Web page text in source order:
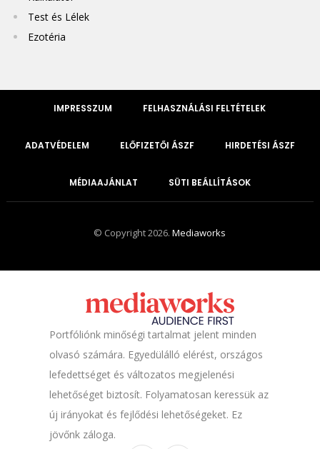
Test és Lélek
Ezotéria
IMPRESSZUM FELHASZNÁLÁSI FELTÉTELEK
ADATVÉDELEM ELŐFIZETŐI ÁSZF HIRDETÉSI ÁSZF
MÉDIAAJÁNLAT SÜTI BEÁLLÍTÁSOK
© Copyright 2026.Mediaworks
Portfóliónk minőségi tartalmat jelent minden
olvasó számára. Egyedülálló elérést, országos
lefedettséget és változatos megjelenési
lehetőséget biztosít. Folyamatosan keressük az
új irányokat és fejlődési lehetőségeket. Ez
jövőnk záloga.